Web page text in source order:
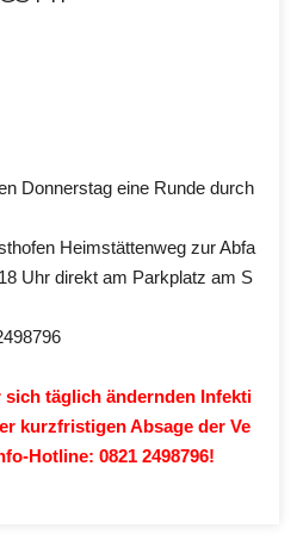
Donnerstag eine Runde durch
Heimstättenweg zur Abfa
Uhr direkt am Parkplatz am S
täglich ändernden Infekti
kurzfristigen Absage der Ve
Hotline: 0821 2498796!